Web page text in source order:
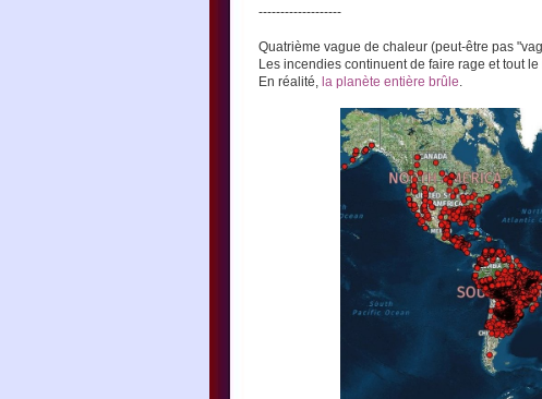
-------------------
Quatrième vague de chaleur (peut-être pas
Les incendies continuent de faire rage et tout
En réalité, la planète entière brûle.